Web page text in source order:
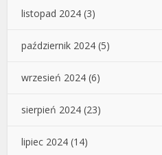
listopad 2024 (3)
październik 2024 (5)
wrzesień 2024 (6)
sierpień 2024 (23)
lipiec 2024 (14)